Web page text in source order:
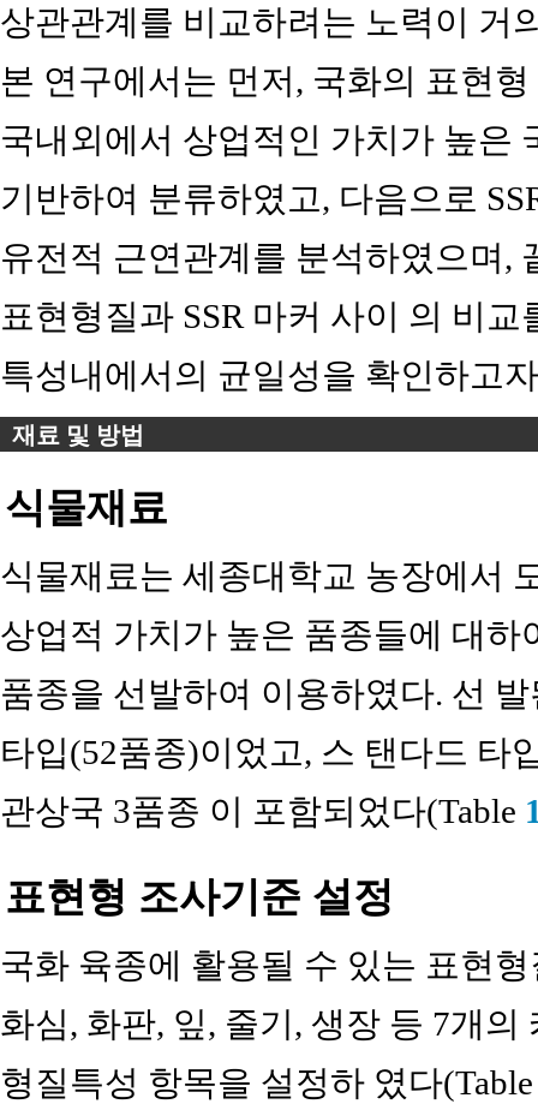
상관관계를 비교하려는 노력이 거
본 연구에서는 먼저, 국화의 표현
국내외에서 상업적인 가치가 높은
기반하여 분류하였고, 다음으로
유전적 근연관계를 분석하였으며,
표현형질과 SSR 마커 사이 의 비
특성내에서의 균일성을 확인하고
재료 및 방법
식물재료
식물재료는 세종대학교 농장에서
상업적 가치가 높은 품종들에 대하
품종을 선발하여 이용하였다. 선
타입(52품종)이었고, 스 탠다드 타
관상국 3품종 이 포함되었다(Table
표현형 조사기준 설정
국화 육종에 활용될 수 있는 표현
화심, 화판, 잎, 줄기, 생장 등 7개
형질특성 항목을 설정하 였다